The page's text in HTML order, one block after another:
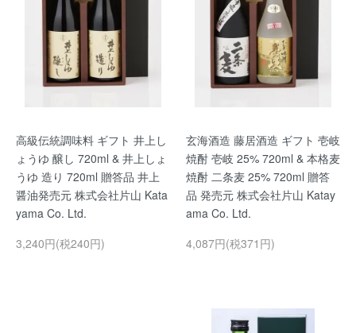
高級伝統調味料 ギフト 井上し
ょうゆ 醸し 720ml & 井上しょ
うゆ 造り 720ml 贈答品 井上
醤油発売元 株式会社片山 Kata
yama Co. Ltd.
3,240円(税240円)
玄海酒造 藤居酒造 ギフト 壱岐
焼酎 壱岐 25% 720ml & 本格麦
焼酎 二条麦 25% 720ml 贈答
品 発売元 株式会社片山 Katay
ama Co. Ltd.
4,087円(税371円)